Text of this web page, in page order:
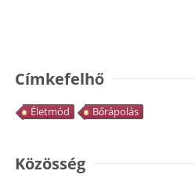
Címkefelhő
Életmód Bőrápolás
Közösség